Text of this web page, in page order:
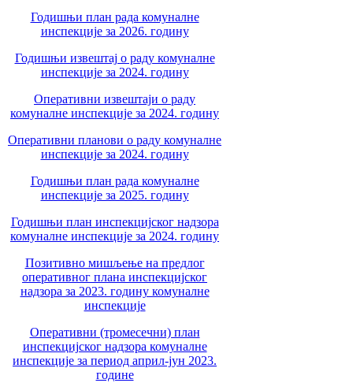
Годишњи план рада комуналне
инспекције за 2026. годину
Годишњи извештај о раду комуналне
инспекције за 2024. годину
Оперативни извештаји о раду
комуналне инспекције за 2024. годину
Оперативни планови о раду комуналне
инспекције за 2024. годину
Годишњи план рада комуналне
инспекције за 2025. годину
Годишњи план инспекцијског надзора
комуналне инспекције за 2024. годину
Позитивно мишљење на предлог
оперативног плана инспекцијског
надзора за 2023. годину комуналне
инспекције
Оперативни (тромесечни) план
инспекцијског надзора комуналне
инспекције за период април-јун 2023.
године